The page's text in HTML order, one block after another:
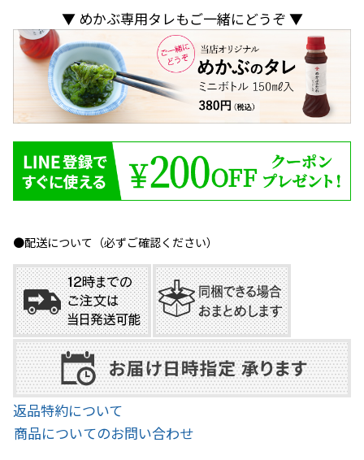
▼ めかぶ専用タレもご一緒にどうぞ ▼
●配送について（必ずご確認ください）
返品特約について
商品についてのお問い合わせ